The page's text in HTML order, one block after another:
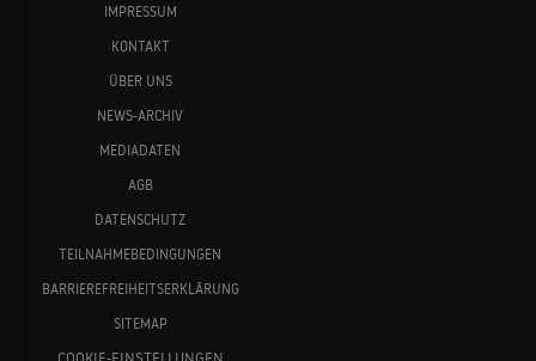
IMPRESSUM
KONTAKT
ÜBER UNS
NEWS-ARCHIV
MEDIADATEN
AGB
DATENSCHUTZ
TEILNAHMEBEDINGUNGEN
BARRIEREFREIHEITSERKLÄRUNG
SITEMAP
COOKIE-EINSTELLUNGEN